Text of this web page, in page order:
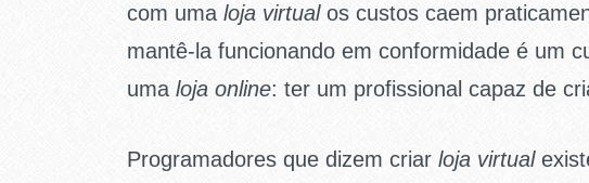
com uma loja virtualos custos caem
mantê-la funcionando em conformidade é um
uma loja online: ter um profissional capaz de
Programadores que dizem criar loja virtual